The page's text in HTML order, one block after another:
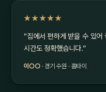
★★★★★
“집에서 편하게 받을 수 있
시간도 정확했습니다.”
이○○ · 경기 수원 · 홈타이